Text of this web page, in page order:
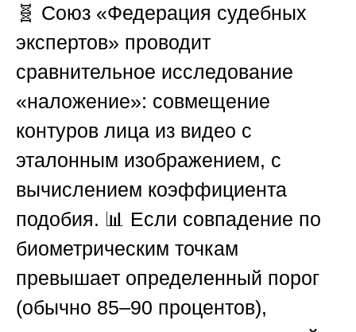
🧬 Союз «Федерация судебных
экспертов» проводит
сравнительное исследование
«наложение»: совмещение
контуров лица из видео с
эталонным изображением, с
вычислением коэффициента
подобия. 📊 Если совпадение по
биометрическим точкам
превышает определенный порог
(обычно 85–90 процентов),